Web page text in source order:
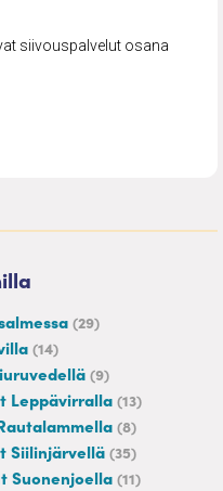
siivouspalvelut osana
(29)
(14)
(9)
Leppävirralla (13)
(8)
Siilinjärvellä (35)
Suonenjoella (11)